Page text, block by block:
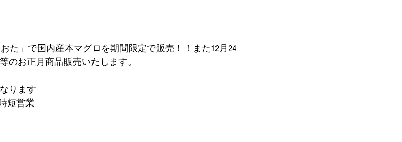
た」で国内産本マグロを期間限定で販売！！また12月24
のお正月商品販売いたします。
ります
短営業